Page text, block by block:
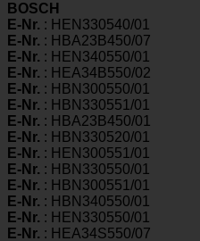
BOSCH
E-Nr. : HEN330540/01
E-Nr. : HBA23B450/07
E-Nr. : HEN340550/01
E-Nr. : HEA34B550/02
E-Nr. : HBN300550/01
E-Nr. : HBN330551/01
E-Nr. : HBA23B450/01
E-Nr. : HBN330520/01
E-Nr. : HEN300551/01
E-Nr. : HBN330550/01
E-Nr. : HBN300551/01
E-Nr. : HBN340550/01
E-Nr. : HEN330550/01
E-Nr. : HEA34S550/07